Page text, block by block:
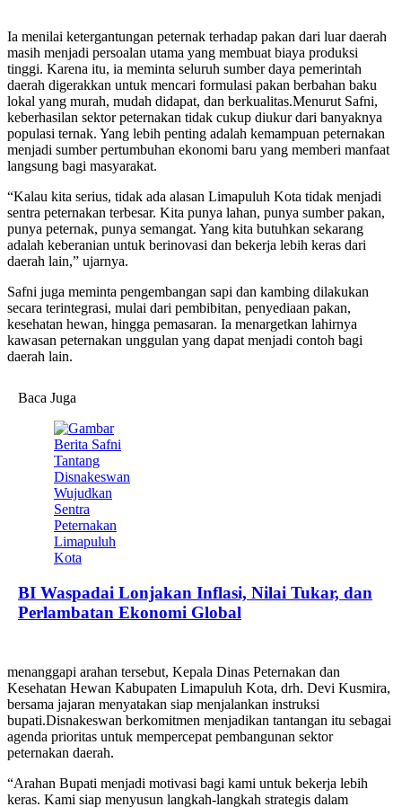
Ia menilai ketergantungan peternak terhadap pakan dari luar daerah
masih menjadi persoalan utama yang membuat biaya produksi
tinggi. Karena itu, ia meminta seluruh sumber daya pemerintah
daerah digerakkan untuk mencari formulasi pakan berbahan baku
lokal yang murah, mudah didapat, dan berkualitas.Menurut Safni,
keberhasilan sektor peternakan tidak cukup diukur dari banyaknya
populasi ternak. Yang lebih penting adalah kemampuan peternakan
menjadi sumber pertumbuhan ekonomi baru yang memberi manfaat
langsung bagi masyarakat.
“Kalau kita serius, tidak ada alasan Limapuluh Kota tidak menjadi
sentra peternakan terbesar. Kita punya lahan, punya sumber pakan,
punya peternak, punya semangat. Yang kita butuhkan sekarang
adalah keberanian untuk berinovasi dan bekerja lebih keras dari
daerah lain,” ujarnya.
Safni juga meminta pengembangan sapi dan kambing dilakukan
secara terintegrasi, mulai dari pembibitan, penyediaan pakan,
kesehatan hewan, hingga pemasaran. Ia menargetkan lahirnya
kawasan peternakan unggulan yang dapat menjadi contoh bagi
daerah lain.
Baca Juga
BI Waspadai Lonjakan Inflasi, Nilai Tukar, dan
Perlambatan Ekonomi Global
menanggapi arahan tersebut, Kepala Dinas Peternakan dan
Kesehatan Hewan Kabupaten Limapuluh Kota, drh. Devi Kusmira,
bersama jajaran menyatakan siap menjalankan instruksi
bupati.Disnakeswan berkomitmen menjadikan tantangan itu sebagai
agenda prioritas untuk mempercepat pembangunan sektor
peternakan daerah.
“Arahan Bupati menjadi motivasi bagi kami untuk bekerja lebih
keras. Kami siap menyusun langkah-langkah strategis dalam